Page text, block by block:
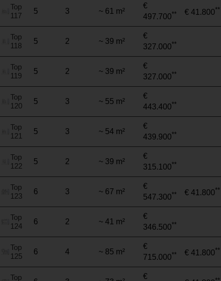
Top
117
5 3 ~ 61 m²
€
497.700** € 41.800**
Top
118
5 2 ~ 39 m²
€
327.000**
Top
119
5 2 ~ 39 m²
€
327.000**
Top
120
5 3 ~ 55 m²
€
443.400**
Top
121
5 3 ~ 54 m²
€
439.900**
Top
122
5 2 ~ 39 m²
€
315.100**
Top
123
6 3 ~ 67 m²
€
547.300** € 41.800**
Top
124
6 2 ~ 41 m²
€
346.500**
Top
125
6 4 ~ 85 m²
€
715.000** € 41.800**
Top
€